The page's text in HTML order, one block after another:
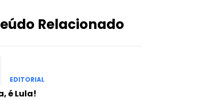
Relacionado
EDITORIAL
é Lula!